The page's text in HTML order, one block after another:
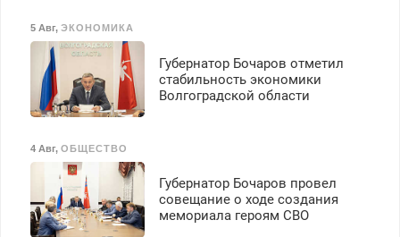
5 Авг, ЭКОНОМИКА
Губернатор Бочаров отметил
стабильность экономики
Волгоградской области
4 Авг, ОБЩЕСТВО
Губернатор Бочаров провел
совещание о ходе создания
мемориала героям СВО